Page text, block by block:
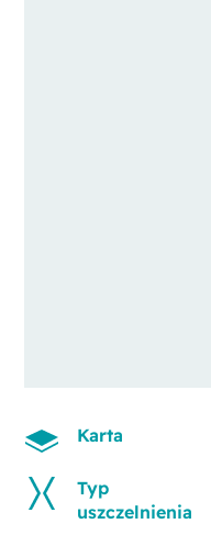
Karta
Typ
uszczelnienia